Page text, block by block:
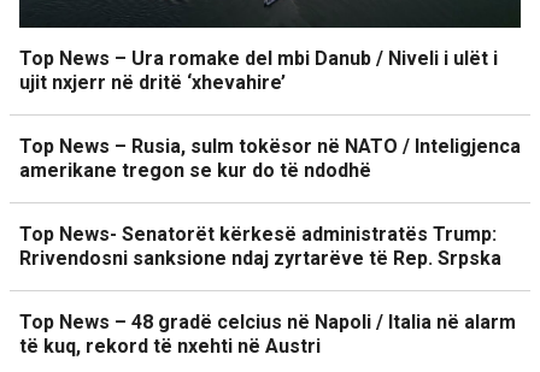
Top News – Ura romake del mbi Danub / Niveli i ulët i
ujit nxjerr në dritë ‘xhevahire’
Top News – Rusia, sulm tokësor në NATO / Inteligjenca
amerikane tregon se kur do të ndodhë
Top News- Senatorët kërkesë administratës Trump:
Rrivendosni sanksione ndaj zyrtarëve të Rep. Srpska
Top News – 48 gradë celcius në Napoli / Italia në alarm
të kuq, rekord të nxehti në Austri